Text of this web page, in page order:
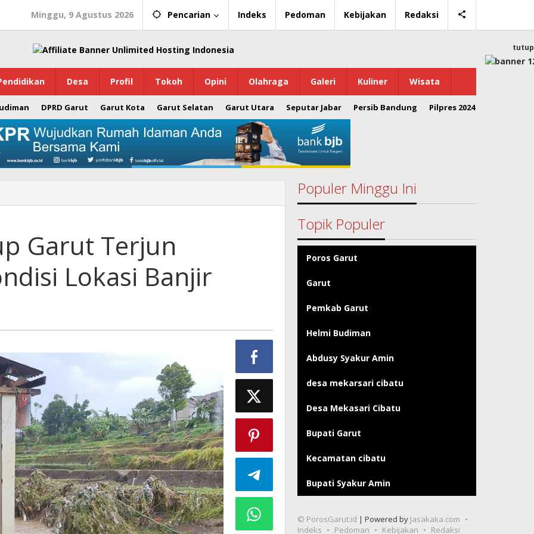
Minggu, 9 Agustus 2026 Pencarian Indeks Pedoman Kebijakan Redaksi
Desa Profil Tokoh Opini Olahraga Galeri Kuliner Wisata
DPRD Garut Garut Kota Garut Selatan Garut Utara Seputar Jabar Persib Bandung Pilpres 2024
tutup
Garut Terjun
Lokasi Banjir
Populer Minggu Ini
Topik Populer
Poros Garut
Garut
Pemkab Garut
Helmi Budiman
Abdusy Syakur Amin
desa mekarsari cibatu
Desa Mekasari Cibatu
Bupati Garut
Kecamatan cibatu
Bupati Syakur Amin
© PorosGarut.id | Powered by Jasakaka.com
Indeks
Pedoman Kebijakan Redaksi